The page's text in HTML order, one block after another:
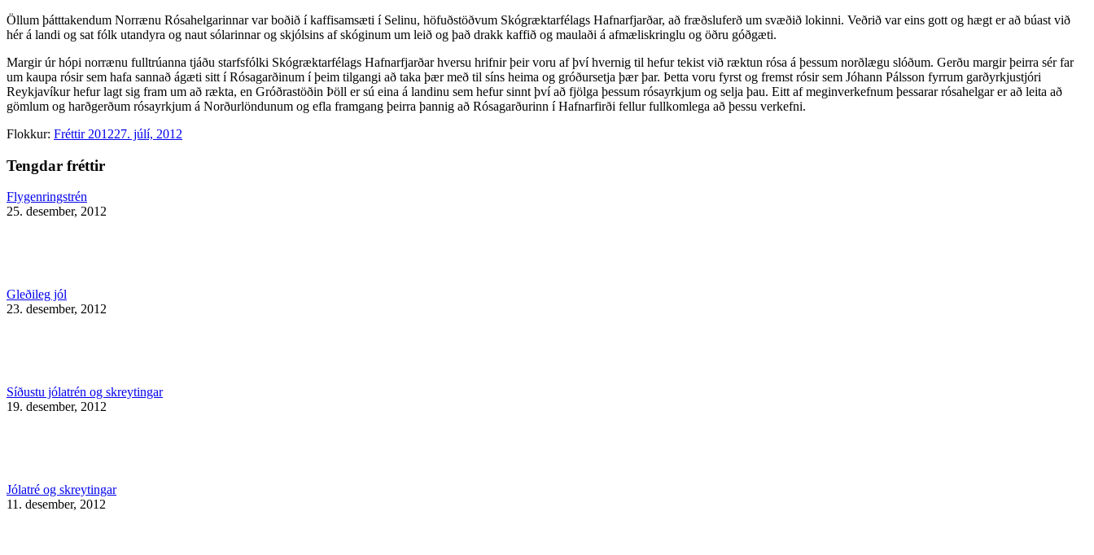
Öllum þátttakendum Norrænu Rósahelgarinnar var boðið í kaffisamsæti í Selinu, höfuðstöðvum Skógræktarfélags Hafnarfjarðar, að fræðsluferð um svæðið lokinni. Veðrið var eins gott og hægt er að búast við
hér á landi og sat fólk utandyra og naut sólarinnar og skjólsins af skóginum um leið og það drakk kaffið og maulaði á afmæliskringlu og öðru góðgæti.
Margir úr hópi norrænu fulltrúanna tjáðu starfsfólki Skógræktarfélags Hafnarfjarðar hversu hrifnir þeir voru af því hvernig til hefur tekist við ræktun rósa á þessum norðlægu slóðum. Gerðu margir þeirra sér far
um kaupa rósir sem hafa sannað ágæti sitt í Rósagarðinum í þeim tilgangi að taka þær með til síns heima og gróðursetja þær þar. Þetta voru fyrst og fremst rósir sem Jóhann Pálsson fyrrum garðyrkjustjóri
Reykjavíkur hefur lagt sig fram um að rækta, en Gróðrastöðin Þöll er sú eina á landinu sem hefur sinnt því að fjölga þessum rósayrkjum og selja þau. Eitt af meginverkefnum þessarar rósahelgar er að leita að
gömlum og harðgerðum rósayrkjum á Norðurlöndunum og efla framgang þeirra þannig að Rósagarðurinn í Hafnarfirði fellur fullkomlega að þessu verkefni.
Flokkur: Fréttir 201227. júlí, 2012
Tengdar fréttir
Flygenringstrén
25. desember, 2012
Gleðileg jól
23. desember, 2012
Síðustu jólatrén og skreytingar
19. desember, 2012
Jólatré og skreytingar
11. desember, 2012